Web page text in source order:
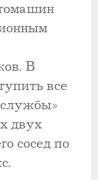
В
все
двух
сосед по